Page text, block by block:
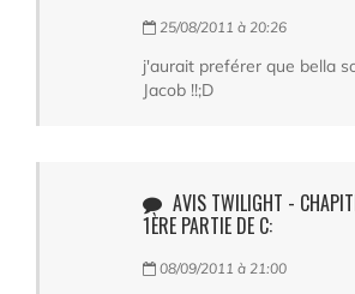
25/08/2011 à 20:26
j'aurait preférer que bella
Jacob !!;D
AVIS TWILIGHT -
1ÈRE PARTIE DE C:
08/09/2011 à 21:00